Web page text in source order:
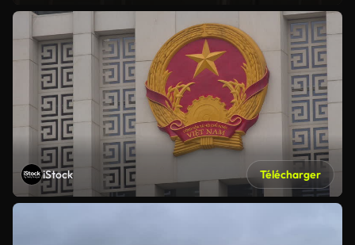
iStock Télécharger